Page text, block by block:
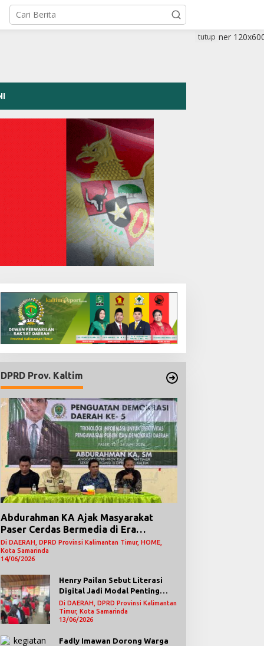
tutup
DPRD Prov. Kaltim
Abdurahman KA Ajak Masyarakat
Paser Cerdas Bermedia di Era
Demokrasi Digital
Di DAERAH, DPRD Provinsi Kalimantan Timur, HOME,
Kota Samarinda
14/06/2026
Henry Pailan Sebut Literasi
Digital Jadi Modal Penting
Wujudkan Demokrasi yang
Lebih Terbuka
Di DAERAH, DPRD Provinsi Kalimantan
Timur, Kota Samarinda
13/06/2026
Fadly Imawan Dorong Warga